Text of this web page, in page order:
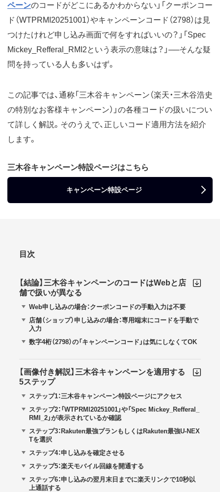
ペーンのコードがどこにあるかわからない」「クーポンコー
ド（WTPRMI20251001）やキャンペーンコード（2798）は見
つけたけれど申し込み画面で何をすればいいの？」「Spec
Mickey_Refferal_RMI2という表示の意味は？」──そんな疑
問を持っている人も多いはず。
この記事では、通称「三木谷キャンペーン（楽天・三木谷浩史
の特別なお客様キャンペーン）」の各種コードの扱いについ
て詳しく解説。そのうえで、正しいコード適用方法を紹介
します。
三木谷キャンペーン特設ページはこちら
キャンペーン特設ページ
目次
【結論】三木谷キャンペーンのコードはWebと店
舗で扱いが異なる
Web申し込みの場合：クーポンコードの手動入力は不要
店舗（ショップ）申し込みの場合：専用端末にコードを手動で
入力
数字4桁（2798）の「キャンペーンコード」は気にしなくてOK
【画像付き解説】三木谷キャンペーンを適用する
5ステップ
ステップ1：三木谷キャンペーン特設ページにアクセス
ステップ2：「WTPRMI20251001」や「Spec Mickey_Refferal_
RMI_2」が表示されているか確認
ステップ3：Rakuten最強プランもしくはRakuten最強U-NEX
Tを選択
ステップ4：申し込みを確定させる
ステップ5：楽天モバイル回線を開通する
ステップ6：申し込みの翌月末日までに楽天リンクで10秒以
上通話する